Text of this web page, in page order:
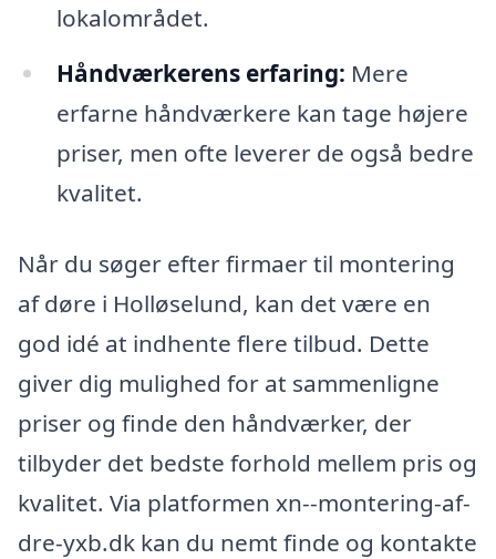
lokalområdet.
Håndværkerens erfaring: Mere
erfarne håndværkere kan tage højere
priser, men ofte leverer de også bedre
kvalitet.
Når du søger efter firmaer til montering
af døre i Holløselund, kan det være en
god idé at indhente flere tilbud. Dette
giver dig mulighed for at sammenligne
priser og finde den håndværker, der
tilbyder det bedste forhold mellem pris og
kvalitet. Via platformen xn--montering-af-
dre-yxb.dk kan du nemt finde og kontakte